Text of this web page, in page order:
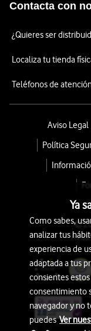
Contacta con
¿Quieres ser
Localiza tu tienda
Teléfonos de
Aviso Legal
Política
©
Ya
Como sabes,
analizar tus
experiencia de
adaptada a tus
consientes
consentimiento
navegador y no
puedesVer